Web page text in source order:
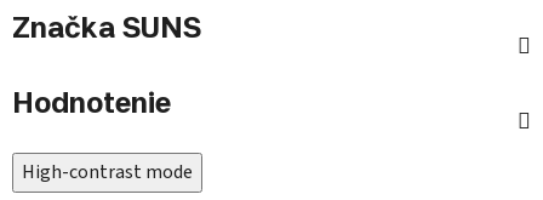
Značka SUNS
Hodnotenie
High-contrast mode